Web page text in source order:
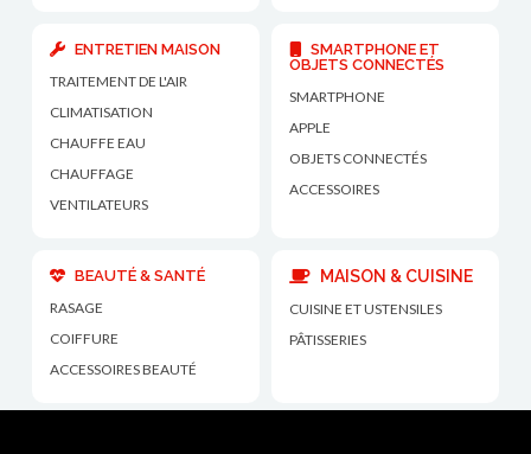
ENTRETIEN MAISON
TRAITEMENT DE L'AIR
CLIMATISATION
CHAUFFE EAU
CHAUFFAGE
VENTILATEURS
SMARTPHONE ET
OBJETS CONNECTÉS
SMARTPHONE
APPLE
OBJETS CONNECTÉS
ACCESSOIRES
BEAUTÉ & SANTÉ
RASAGE
COIFFURE
ACCESSOIRES BEAUTÉ
MAISON & CUISINE
CUISINE ET USTENSILES
PÂTISSERIES